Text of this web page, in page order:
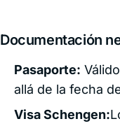
Documentación
Pasaporte:
allá de la fecha
Visa Schengen: